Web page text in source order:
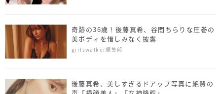
奇跡の36歳！後藤真希、谷間ちらりな圧巻の
美ボディを惜しみなく披露
girlswalker編集部
後藤真希、美しすぎるドアップ写真に絶賛の